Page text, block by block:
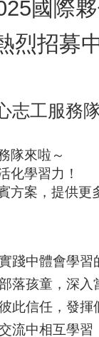
國際
烈招募
志工服務
隊來啦～
化學習力！
方案，提供更
踐中體會學習
落孩童，深入
此信任，發
流中相互學習